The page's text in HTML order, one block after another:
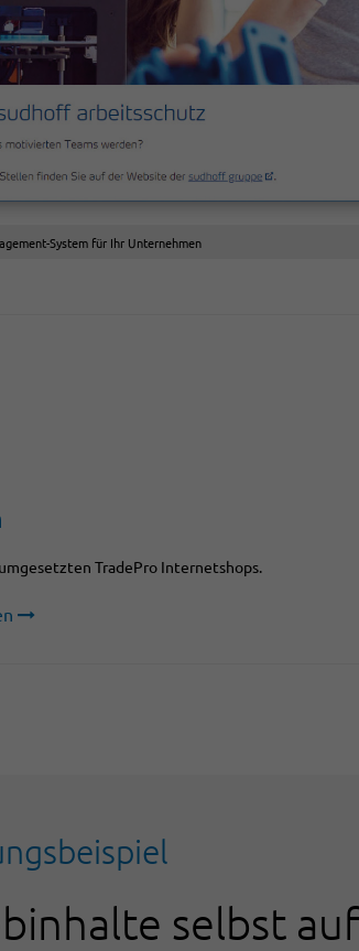
System für Ihr Unternehmen
TradePro Internetshops.
selbst